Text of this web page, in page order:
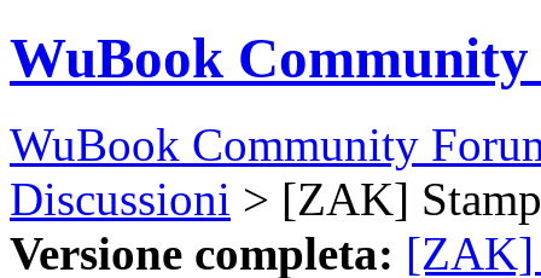
WuBook
WuBook Community
Discussioni > [ZAK]
Versione completa: [ZAK]